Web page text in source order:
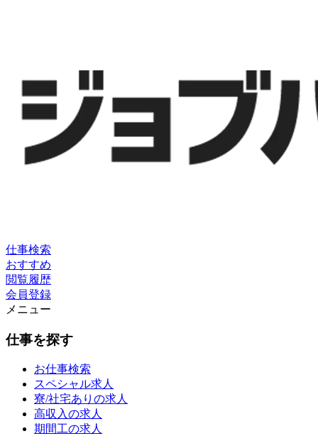
仕事検索
おすすめ
閲覧履歴
会員登録
メニュー
仕事を探す
お仕事検索
スペシャル求人
寮/社宅ありの求人
高収入の求人
期間工の求人